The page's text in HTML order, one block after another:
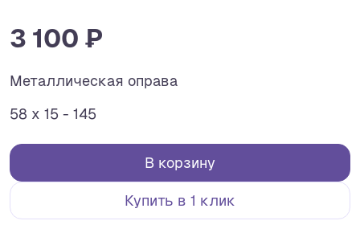
3 100 ₽
Металлическая оправа
58 x 15 - 145
В корзину
Купить в 1 клик